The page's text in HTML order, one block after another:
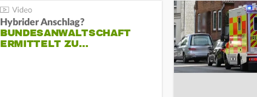
Hybrider Anschlag?
BUNDESANWALTSCHAFT
ERMITTELT ZU…